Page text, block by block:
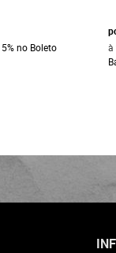
5%no Boleto
à